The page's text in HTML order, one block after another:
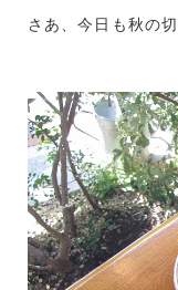
さあ、今日も秋の